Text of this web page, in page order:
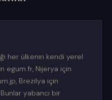
her ülkenin kendi yerel
egum.fr, Nijerya için
Brezilya için
yabancı bir